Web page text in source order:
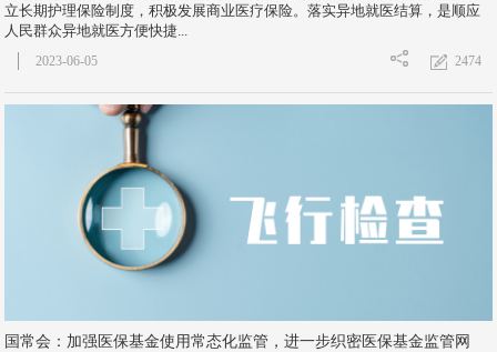
立长期护理保险制度，积极发展商业医疗保险。落实异地就医结算，是顺应
人民群众异地就医方便快捷...
2474
2023-06-05
国常会：加强医保基金使用常态化监管，进一步织密医保基金监管网